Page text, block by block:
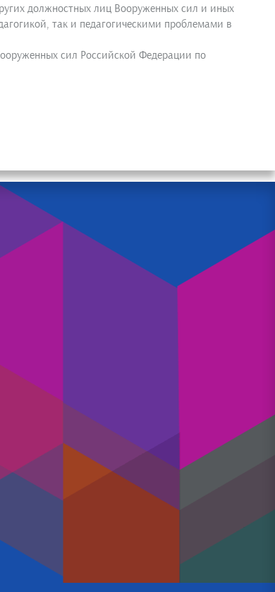
должностных лиц Вооруженных сил и иных
так и педагогическими проблемами в
сил Российской Федерации по